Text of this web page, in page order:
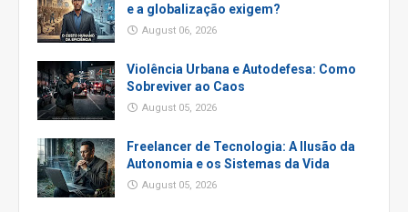
e a globalização exigem?
August 06, 2026
Violência Urbana e Autodefesa: Como
Sobreviver ao Caos
August 05, 2026
Freelancer de Tecnologia: A Ilusão da
Autonomia e os Sistemas da Vida
August 05, 2026